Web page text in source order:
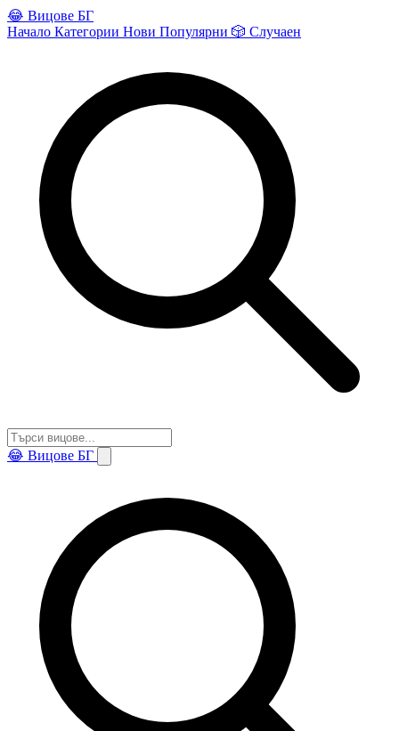
😂 Вицове БГ
Начало Категории Нови Популярни 🎲 Случаен
😂 Вицове БГ